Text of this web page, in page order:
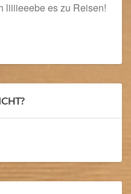
liiiieeebe es zu Reisen!